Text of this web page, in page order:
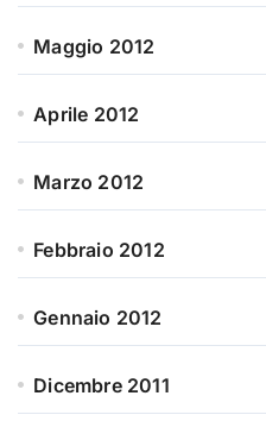
Maggio 2012
Aprile 2012
Marzo 2012
Febbraio 2012
Gennaio 2012
Dicembre 2011